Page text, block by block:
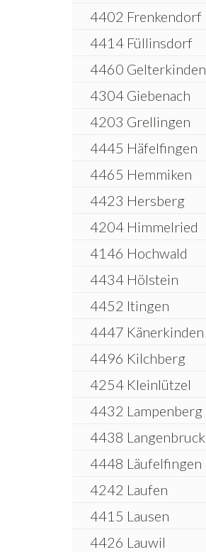
4402 Frenkendorf
4414 Füllinsdorf
4460 Gelterkinden
4304 Giebenach
4203 Grellingen
4445 Häfelfingen
4465 Hemmiken
4423 Hersberg
4204 Himmelried
4146 Hochwald
4434 Hölstein
4452 Itingen
4447 Känerkinden
4496 Kilchberg
4254 Kleinlützel
4432 Lampenberg
4438 Langenbruck
4448 Läufelfingen
4242 Laufen
4415 Lausen
4426 Lauwil